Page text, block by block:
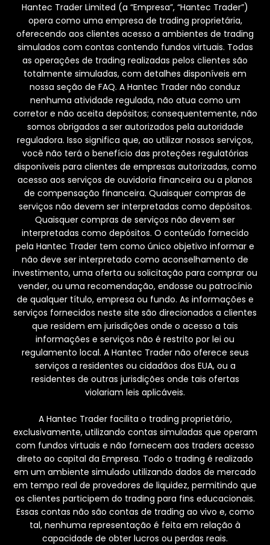
Hantec Trader Limited (a “Empresa”, “Hantec Trader”)
opera como uma empresa de trading proprietária,
oferecendo aos clientes acesso a ambientes de trading
simulados com contas contendo fundos virtuais. Todas
as operações de trading realizadas pelos clientes são
totalmente simuladas, com detalhes disponíveis em
nossa seção de FAQ. A Hantec Trader não conduz
nenhuma atividade regulada, não atua como um
corretor e não aceita depósitos; consequentemente, não
somos obrigados a ser autorizados pela autoridade
reguladora. Isso significa que, ao utilizar nossos serviços,
você não terá o benefício das proteções regulatórias
disponíveis para clientes de empresas autorizadas, como
acesso aos serviços de ouvidoria financeira ou a planos
de compensação financeira. Quaisquer compras de
serviços não devem ser interpretadas como depósitos.
Quaisquer compras de serviços não devem ser
interpretadas como depósitos. O conteúdo fornecido
pela Hantec Trader tem como único objetivo informar e
não deve ser interpretado como aconselhamento de
investimento, uma oferta ou solicitação para comprar ou
vender, ou uma recomendação, endosse ou patrocínio
de qualquer título, empresa ou fundo. As informações e
serviços fornecidos neste site são direcionados a clientes
que residem em jurisdições onde o acesso a tais
informações e serviços não é restrito por lei ou
regulamento local. A Hantec Trader não oferece seus
serviços a residentes ou cidadãos dos EUA, ou a
residentes de outras jurisdições onde tais ofertas
violariam leis aplicáveis.
A Hantec Trader facilita o trading proprietário,
exclusivamente, utilizando contas simuladas que operam
com fundos virtuais e não fornecem aos traders acesso
direto ao capital da Empresa. Todo o trading é realizado
em um ambiente simulado utilizando dados de mercado
em tempo real de provedores de liquidez, permitindo que
os clientes participem do trading para fins educacionais.
Essas contas não são contas de trading ao vivo e, como
tal, nenhuma representação é feita em relação à
capacidade de obter lucros ou perdas reais.